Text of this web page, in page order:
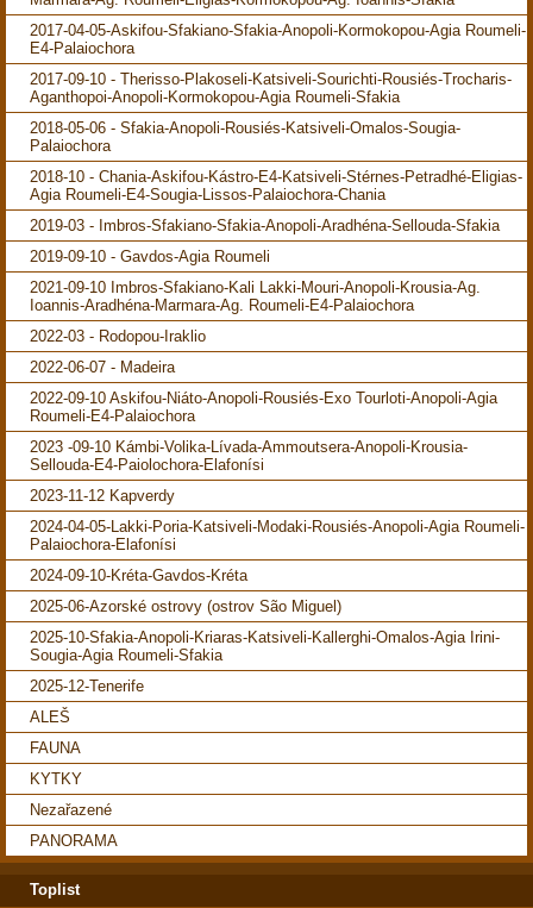
2017-04-05-Askifou-Sfakiano-Sfakia-Anopoli-Kormokopou-Agia Roumeli-
E4-Palaiochora
2017-09-10 - Therisso-Plakoseli-Katsiveli-Sourichti-Rousiés-Trocharis-
Aganthopoi-Anopoli-Kormokopou-Agia Roumeli-Sfakia
2018-05-06 - Sfakia-Anopoli-Rousiés-Katsiveli-Omalos-Sougia-
Palaiochora
2018-10 - Chania-Askifou-Kástro-E4-Katsiveli-Stérnes-Petradhé-Eligias-
Agia Roumeli-E4-Sougia-Lissos-Palaiochora-Chania
2019-03 - Imbros-Sfakiano-Sfakia-Anopoli-Aradhéna-Sellouda-Sfakia
2019-09-10 - Gavdos-Agia Roumeli
2021-09-10 Imbros-Sfakiano-Kali Lakki-Mouri-Anopoli-Krousia-Ag.
Ioannis-Aradhéna-Marmara-Ag. Roumeli-E4-Palaiochora
2022-03 - Rodopou-Iraklio
2022-06-07 - Madeira
2022-09-10 Askifou-Niáto-Anopoli-Rousiés-Exo Tourloti-Anopoli-Agia
Roumeli-E4-Palaiochora
2023 -09-10 Kámbi-Volika-Lívada-Ammoutsera-Anopoli-Krousia-
Sellouda-E4-Paiolochora-Elafonísi
2023-11-12 Kapverdy
2024-04-05-Lakki-Poria-Katsiveli-Modaki-Rousiés-Anopoli-Agia Roumeli-
Palaiochora-Elafonísi
2024-09-10-Kréta-Gavdos-Kréta
2025-06-Azorské ostrovy (ostrov São Miguel)
2025-10-Sfakia-Anopoli-Kriaras-Katsiveli-Kallerghi-Omalos-Agia Irini-
Sougia-Agia Roumeli-Sfakia
2025-12-Tenerife
ALEŠ
FAUNA
KYTKY
Nezařazené
PANORAMA
Toplist